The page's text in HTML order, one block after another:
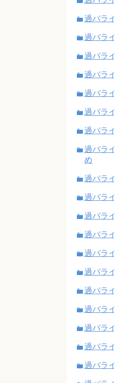
過バラ
過バラ
過バラ
過バラ
過バラ
過バラ
過バラ
過バラ
め
過バラ
過バラ
過バラ
過バラ
過バラ
過バラ
過バラ
過バラ
過バラ
過バラ
過バラ